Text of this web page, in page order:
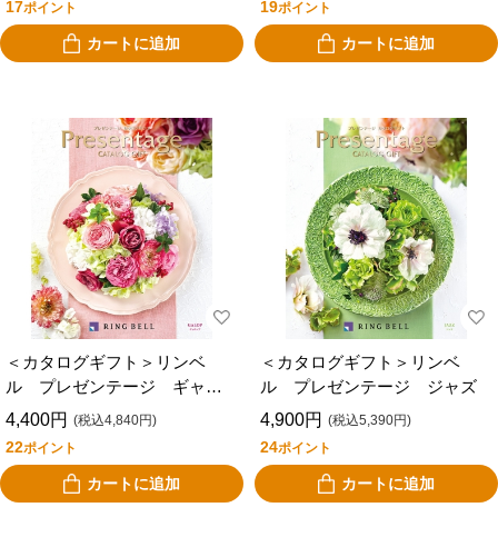
17ポイント
カートに追加
19ポイント
カートに追加
＜カタログギフト＞リンベ
ル プレゼンテージ ギャロ
ップ
4,400円 (税込4,840円)
22ポイント
カートに追加
＜カタログギフト＞リンベ
ル プレゼンテージ ジャズ
4,900円 (税込5,390円)
24ポイント
カートに追加